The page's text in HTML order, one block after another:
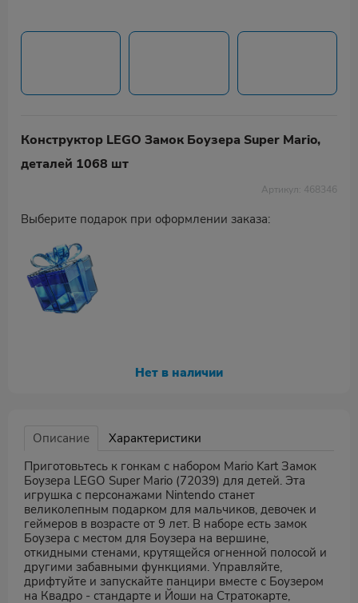
Конструктор LEGO Замок Боузера Super Mario,
деталей 1068 шт
Артикул: 468346
Выберите подарок при оформлении заказа:
Нет в наличии
Описание
Характеристики
Приготовьтесь к гонкам с набором Mario Kart Замок
Боузера LEGO Super Mario (72039) для детей. Эта
игрушка с персонажами Nintendo станет
великолепным подарком для мальчиков, девочек и
геймеров в возрасте от 9 лет. В наборе есть замок
Боузера с местом для Боузера на вершине,
откидными стенами, крутящейся огненной полосой и
другими забавными функциями. Управляйте,
дрифтуйте и запускайте панцири вместе с Боузером
на Квадро - стандарте и Йоши на Стратокарте,